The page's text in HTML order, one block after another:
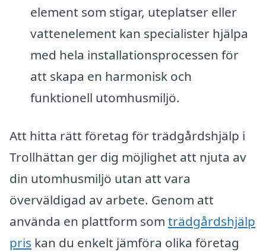
element som stigar, uteplatser eller
vattenelement kan specialister hjälpa
med hela installationsprocessen för
att skapa en harmonisk och
funktionell utomhusmiljö.
Att hitta rätt företag för trädgårdshjälp i
Trollhättan ger dig möjlighet att njuta av
din utomhusmiljö utan att vara
överväldigad av arbete. Genom att
använda en plattform som trädgårdshjälp
pris kan du enkelt jämföra olika företag